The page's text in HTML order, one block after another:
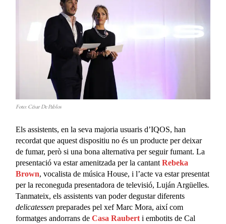
Foto: César De Pablos
Els assistents, en la seva majoria usuaris d’IQOS, han
recordat que aquest dispositiu no és un producte per deixar
de fumar, però si una bona alternativa per seguir fumant. La
presentació va estar amenitzada per la cantantRebeka
Brown, vocalista de música House, i l’acte va estar presentat
per la reconeguda presentadora de televisió, Luján Argüelles.
Tanmateix, els assistents van poder degustar diferents
delicatessen preparades pel xef Marc Mora, així com
formatges andorrans deCasa Raubert i embotits de Cal